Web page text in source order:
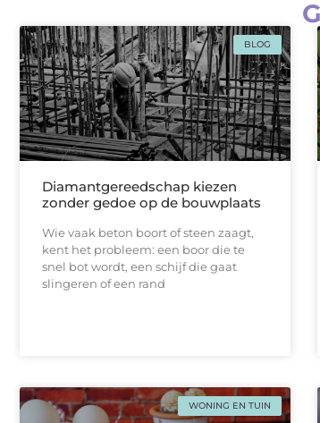
BLOG
Diamantgereedschap kiezen
zonder gedoe op de bouwplaats
Wie vaak beton boort of steen zaagt,
kent het probleem: een boor die te
snel bot wordt, een schijf die gaat
slingeren of een rand
WONING EN TUIN